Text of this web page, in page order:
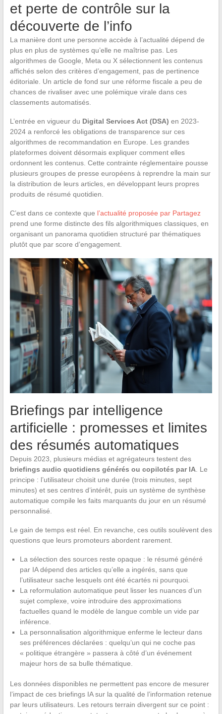
et perte de contrôle sur la
découverte de l’info
La manière dont une personne accède à l’actualité dépend de
plus en plus de systèmes qu’elle ne maîtrise pas. Les
algorithmes de Google, Meta ou X sélectionnent les contenus
affichés selon des critères d’engagement, pas de pertinence
éditoriale. Un article de fond sur une réforme fiscale a peu de
chances de rivaliser avec une polémique virale dans ces
classements automatisés.
L’entrée en vigueur du Digital Services Act (DSA) en 2023-
2024 a renforcé les obligations de transparence sur ces
algorithmes de recommandation en Europe. Les grandes
plateformes doivent désormais expliquer comment elles
ordonnent les contenus. Cette contrainte réglementaire pousse
plusieurs groupes de presse européens à reprendre la main sur
la distribution de leurs articles, en développant leurs propres
produits de résumé quotidien.
C’est dans ce contexte que l’actualité proposée par Partagez
prend une forme distincte des fils algorithmiques classiques, en
organisant un panorama quotidien structuré par thématiques
plutôt que par score d’engagement.
Briefings par intelligence
artificielle : promesses et limites
des résumés automatiques
Depuis 2023, plusieurs médias et agrégateurs testent des
briefings audio quotidiens générés ou copilotés par IA. Le
principe : l’utilisateur choisit une durée (trois minutes, sept
minutes) et ses centres d’intérêt, puis un système de synthèse
automatique compile les faits marquants du jour en un résumé
personnalisé.
Le gain de temps est réel. En revanche, ces outils soulèvent des
questions que leurs promoteurs abordent rarement.
La sélection des sources reste opaque : le résumé généré
par IA dépend des articles qu’elle a ingérés, sans que
l’utilisateur sache lesquels ont été écartés ni pourquoi.
La reformulation automatique peut lisser les nuances d’un
sujet complexe, voire introduire des approximations
factuelles quand le modèle de langue comble un vide par
inférence.
La personnalisation algorithmique enferme le lecteur dans
ses préférences déclarées : quelqu’un qui ne coche pas
« politique étrangère » passera à côté d’un événement
majeur hors de sa bulle thématique.
Les données disponibles ne permettent pas encore de mesurer
l’impact de ces briefings IA sur la qualité de l’information retenue
par leurs utilisateurs. Les retours terrain divergent sur ce point :